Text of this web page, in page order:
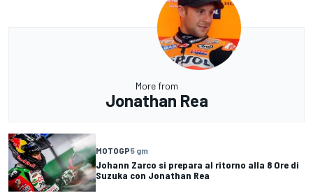
More from
Jonathan Rea
MOTOGP5 gm
Johann Zarco si prepara al ritorno alla 8 Ore di
Suzuka con Jonathan Rea